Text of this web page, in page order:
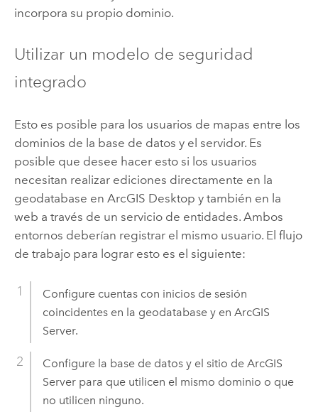
incorpora su propio dominio.
Utilizar un modelo de seguridad
integrado
Esto es posible para los usuarios de mapas entre los
dominios de la base de datos y el servidor. Es
posible que desee hacer esto si los usuarios
necesitan realizar ediciones directamente en la
geodatabase en ArcGIS Desktop y también en la
web a través de un servicio de entidades. Ambos
entornos deberían registrar el mismo usuario. El flujo
de trabajo para lograr esto es el siguiente:
Configure cuentas con inicios de sesión
coincidentes en la geodatabase y en ArcGIS
Server.
Configure la base de datos y el sitio de ArcGIS
Serverpara que utilicen el mismo dominio o que
no utilicen ninguno.